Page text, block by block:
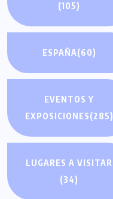
(105)
ESPAÑA(60)
EVENTOS Y
EXPOSICIONES(285)
LUGARES A VISITAR
(34)